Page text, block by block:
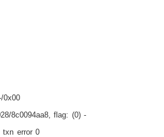
0x00
8c0094aa8, flag: (0) -
txn error 0